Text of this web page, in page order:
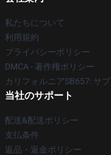
私たちについて
利用規約
プライバシーポリシー
DMCA - 著作権ポリシー
カリフォルニアSB657: サ
当社のサポート
配送&配送ポリシー
支払条件
返品・返金ポリシー